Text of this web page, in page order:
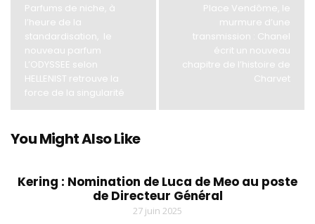
Parfums de niche, à
l’heure de la
standardisation, le
nouveau parfum
L’ODYSSEE selon
HELLENIST retrouve la
force de la singularité
Place Vendôme, le
murmure d’une
transmission : Chanel
écrit un nouveau
chapitre de l’histoire de
Charvet
You Might Also Like
Kering : Nomination de Luca de Meo au poste
de Directeur Général
27 juin 2025